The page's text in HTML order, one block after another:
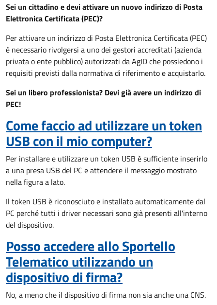
Sei un cittadino e devi attivare un nuovo indirizzo di Posta
Elettronica Certificata (PEC)?
Per attivare un indirizzo di Posta Elettronica Certificata (PEC)
è necessario rivolgersi a uno dei gestori accreditati (azienda
privata o ente pubblico) autorizzati da AgID che possiedono i
requisiti previsti dalla normativa di riferimento e acquistarlo.
Sei un libero professionista? Devi già avere un indirizzo di
PEC!
Come faccio ad utilizzare un token
USB con il mio computer?
Per installare e utilizzare un token USB è sufficiente inserirlo
a una presa USB del PC e attendere il messaggio mostrato
nella figura a lato.
Il token USB è riconosciuto e installato automaticamente dal
PC perché tutti i driver necessari sono già presenti all'interno
del dispositivo.
Posso accedere allo Sportello
Telematico utilizzando un
dispositivo di firma?
No, a meno che il dispositivo di firma non sia anche una CNS.